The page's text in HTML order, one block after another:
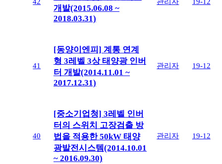
개발(2015.06.08 ~
2018.03.31)
41
[동양이엔피] 계통 연계
형 3레벨 3상 태양광 인버
터 개발(2014.11.01 ~
2017.12.31)
관리자 19-12
40
[중소기업청] 3레벨 인버
터의 스위치 고장검출 방
법을 적용한 50kW 태양
광발전시스템(2014.10.01
~ 2016.09.30)
관리자 19-12